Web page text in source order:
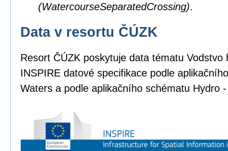
(WatercourseSeparatedCrossing).
Data v resortu ČÚZK
Resort ČÚZK poskytuje data tématu Vodstvo
INSPIRE datové specifikace podle
Waters a podle aplikačního schématu Hydro